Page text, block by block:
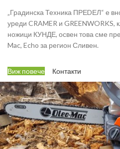
„Градинска Техника ПРЕDЕЛ“ е
уреди CRAMER и GREENWORKS,
ножици КУНДЕ, освен това сме
Mac, Echo за регион Сливен.
Виж повече Контакти